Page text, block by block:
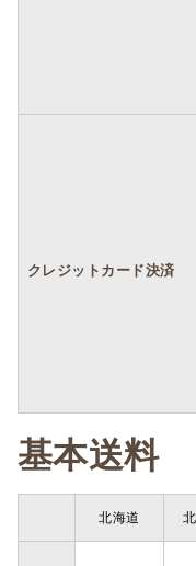
クレジットカード決済
基本
北海道